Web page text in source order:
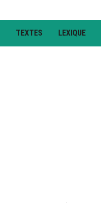
TEXTES LEXIQUE